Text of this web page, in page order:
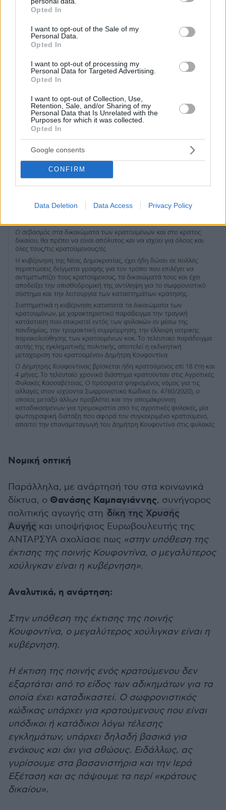
grant or deny consent to Google and its third-party tags to
use your data for below specified purposes in below Google
consent section.
Opted In
I want to opt-out of the Sale of my
Personal Data.
Opted In
I want to opt-out of processing my
Personal Data for Targeted Advertising.
Opted In
I want to opt-out of Collection, Use,
Retention, Sale, and/or Sharing of my
Personal Data that Is Unrelated with the
Purposes for which it was collected.
Opted In
Google consents
CONFIRM
Data Deletion Data Access Privacy Policy
Νομική οπτική
Παράλληλα, με ανάρτησή του στα κοινωνικά
δίκτυα, ο Θανάσης Καμπαγιάννης, συνήγορος
πολιτικής αγωγής στη δίκη της Χρυσής
Αυγής και υποψήφιος Ευρωβουλευτής της
ΑΝΤΑΡΣΥΑ σχολίασε πως «στην υπόθεση της
έκτισης της ποινής Κουφοντίνα, ο μεγαλύτερος
χούλιγκαν είναι η κυβέρνηση».
Αναλυτικά, η ανάρτηση:
Στην υπόθεση της έκτισης της ποινής
Κουφοντίνα, ο μεγαλύτερος χούλιγκαν είναι η
κυβέρνηση.
Η έκτιση της ποινής ενός κρατούμενου δεν
εξαρτάται από το είδος των αδικημάτων για τα
οποία έχει καταδικαστεί. Ο σωφρονιστικός
κώδικας υπάρχει για κρατούμενους που είναι
υπόδικοι ή κατάδικοι λόγω τέλεσης
εγκλημάτων, υπάρχει δηλαδή βασικά για
ενόχους και όχι για αθώους. Ειδάλλως, ας
γυρίσουμε στα βασανιστήρια και την Ιερά
Εξέταση και ας πάψουμε τα περί «κράτους
δικαίου».